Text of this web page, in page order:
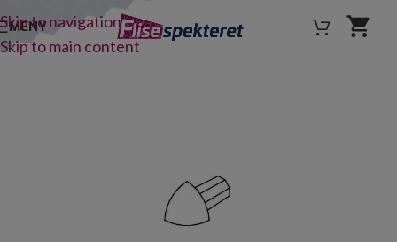
Skip to navigation
Skip to main content
MENY